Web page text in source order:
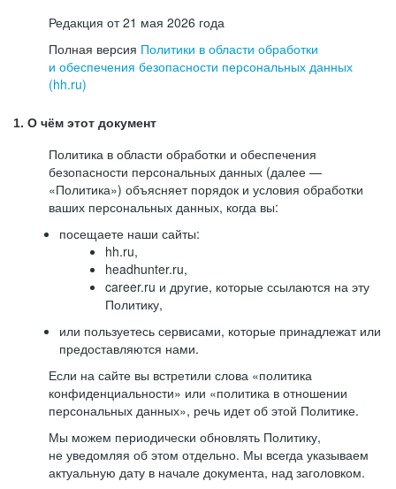
Редакция от 21 мая 2026 года
Полная версия Политики в области обработки
и обеспечения безопасности персональных данных
(hh.ru)
1. О чём этот документ
Политика в области обработки и обеспечения
безопасности персональных данных (далее —
«Политика») объясняет порядок и условия обработки
ваших персональных данных, когда вы:
посещаете наши сайты:
hh.ru,
headhunter.ru,
career.ru и другие, которые ссылаются на эту
Политику,
или пользуетесь сервисами, которые принадлежат или
предоставляются нами.
Если на сайте вы встретили слова «политика
конфиденциальности» или «политика в отношении
персональных данных», речь идет об этой Политике.
Мы можем периодически обновлять Политику,
не уведомляя об этом отдельно. Мы всегда указываем
актуальную дату в начале документа, над заголовком.